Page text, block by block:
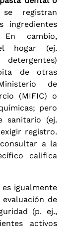
registran
ingredientes
cambio,
hogar (ej.
de otras
de
(MIFIC) o
pero
sanitario (ej.
registro.
a la
califica
es igualmente
evaluación de
(p. ej.,
activos